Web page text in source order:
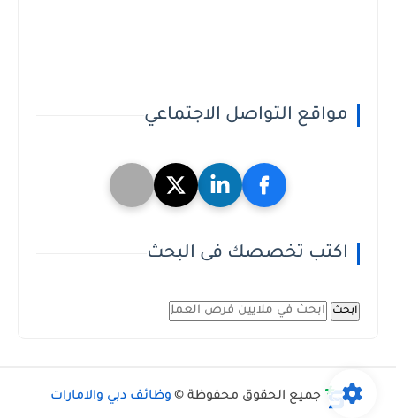
مواقع التواصل الاجتماعي
اكتب تخصصك فى البحث
ابحث
جميع الحقوق محفوظة © وظائف دبي والامارات